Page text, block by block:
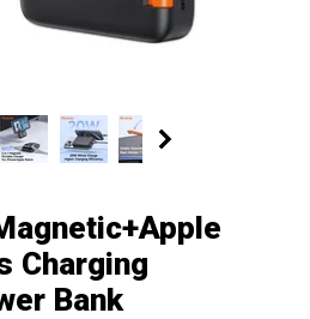
Charging
Bank